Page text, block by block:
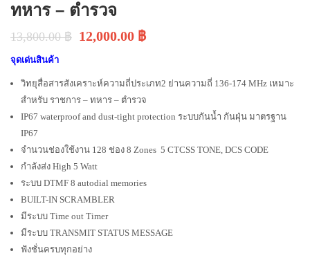
ทหาร – ตำรวจ
13,800.00฿ 12,000.00 ฿
จุดเด่นสินค้า
วิทยุสื่อสารสังเคราะห์ความถี่ประเภท2 ย่านความถี่ 136-174 MHz เหมาะ
สำหรับ ราชการ – ทหาร – ตำรวจ
IP67 waterproof and dust-tight protection ระบบกันน้ำ กันฝุ่น มาตรฐาน
IP67
จำนวนช่องใช้งาน 128 ช่อง 8 Zones 5 CTCSS TONE, DCS CODE
กำลังส่ง High 5 Watt
ระบบ DTMF 8 autodial memories
BUILT-IN SCRAMBLER
มีระบบ Time out Timer
มีระบบ TRANSMIT STATUS MESSAGE
ฟังชั่นครบทุกอย่าง